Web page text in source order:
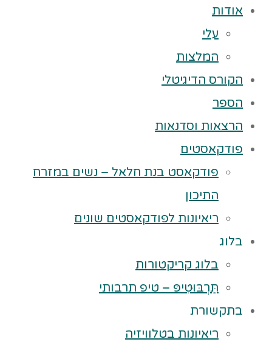
אודות
עלי
המלצות
הקורס הדיגיטלי
הספר
הרצאות וסדנאות
פודקאסטים
פודקאסט בנת חלאל – נשים במזרח
התיכון
ריאיונות לפודקאסטים שונים
בלוג
בלוג קריקטורות
תַּרְבּוּטִיפּ – טיפ תרבותי
בתקשורת
ריאיונות בטלוויזיה